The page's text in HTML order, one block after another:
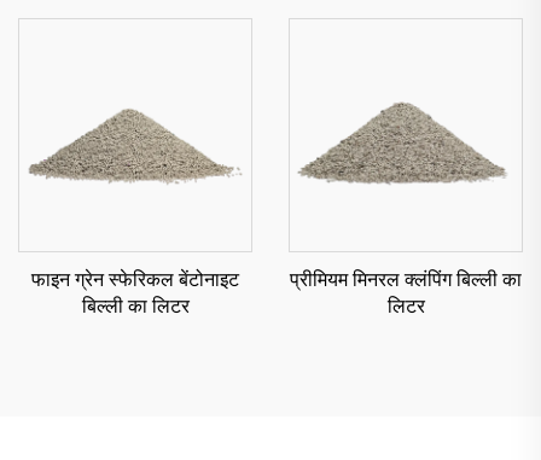
फाइन ग्रेन स्फेरिकल बेंटोनाइट
बिल्ली का लिटर
प्रीमियम मिनरल क्लंपिंग बिल्ली का
लिटर